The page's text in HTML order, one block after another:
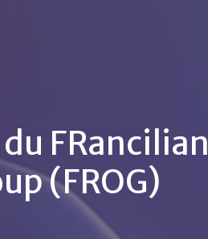
FRancilian
(FROG)